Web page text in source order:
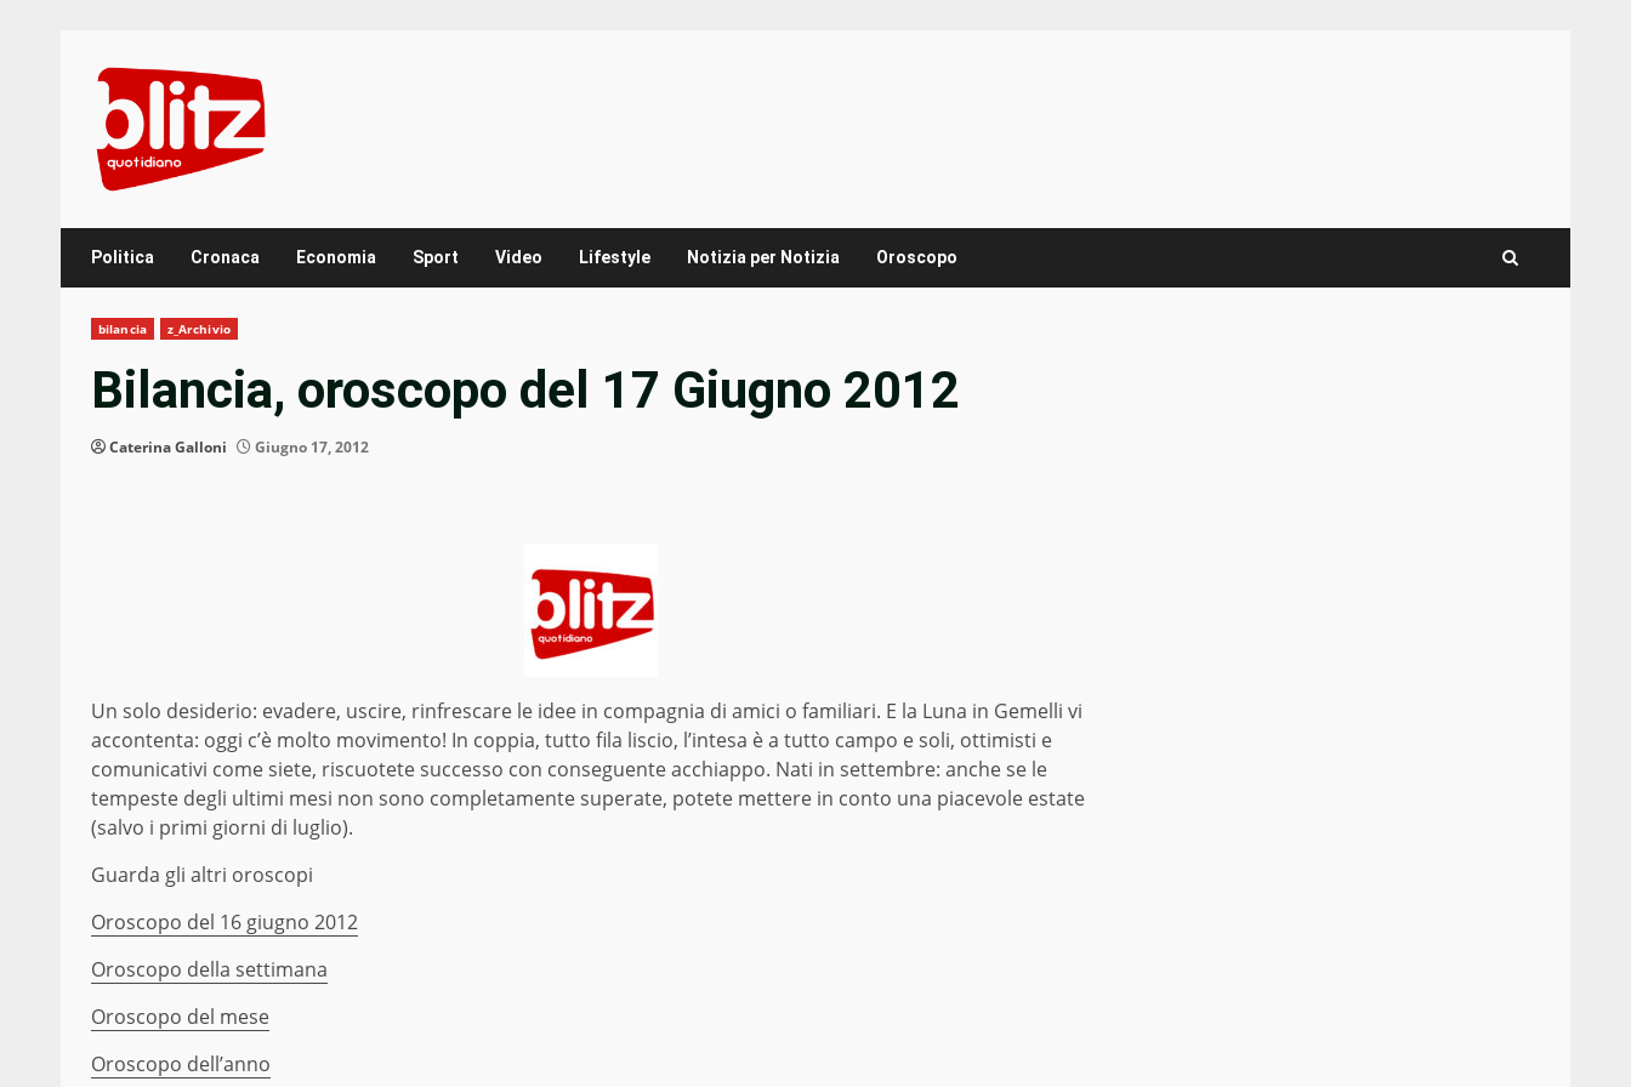
content
Politica Cronaca Economia Sport Video Lifestyle Notizia per Notizia Oroscopo
bilancia z_Archivio
Bilancia, oroscopo del 17 Giugno 2012
Caterina Galloni Giugno 17, 2012
Un solo desiderio: evadere, uscire, rinfrescare le idee in compagnia di amici o familiari. E la Luna in Gemelli vi
accontenta: oggi c’è molto movimento! In coppia, tutto fila liscio, l’intesa è a tutto campo e soli, ottimisti e
comunicativi come siete, riscuotete successo con conseguente acchiappo. Nati in settembre: anche se le
tempeste degli ultimi mesi non sono completamente superate, potete mettere in conto una piacevole estate
(salvo i primi giorni di luglio).
Guarda gli altri oroscopi
Oroscopo del 16 giugno 2012
Oroscopo della settimana
Oroscopo del mese
Oroscopo dell’anno